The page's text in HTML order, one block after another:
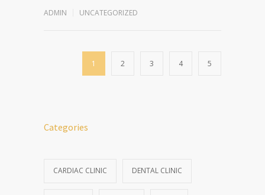
ADMIN UNCATEGORIZED
1 2 3 4 5
Categories
CARDIAC CLINIC DENTAL CLINIC